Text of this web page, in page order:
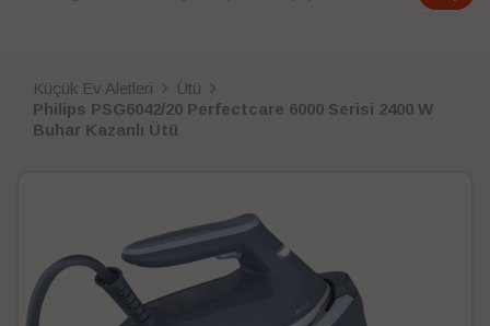
Küçük Ev Aletleri
Ütü
Philips PSG6042/20 Perfectcare 6000 Serisi 2400 W
Buhar Kazanlı Ütü